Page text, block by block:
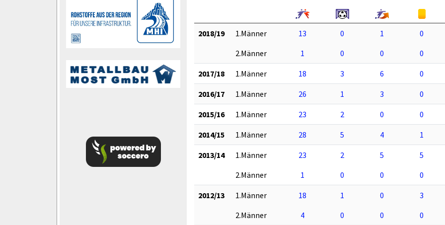
2018/19 1.Männer 13 0 1 0
2.Männer
1 0 0 0
2017/18 1.Männer 18 3 6 0
2016/17 1.Männer 26 1 3 0
2015/16 1.Männer 23 2 0 0
2014/15 1.Männer 28 5 4 1
2013/14 1.Männer 23 2 5 5
2.Männer
1 0 0 0
2012/13 1.Männer 18 1 0 3
2.Männer
4 0 0 0